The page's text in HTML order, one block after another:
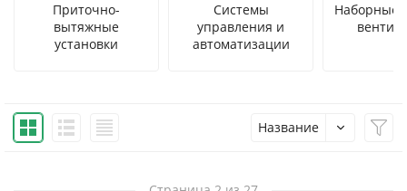
Приточно-
вытяжные
установки
Системы
управления и
автоматизации
Наборные
Название